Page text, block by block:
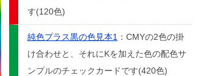
す(120色)
純色プラス黒の色見本1 ：CMYの2色の掛
け合わせと、それにKを加えた色の配色サ
ンプルのチェックカードです(420色)